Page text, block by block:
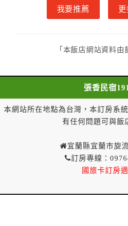
達者，得請求乙方退還已付定金
三、甲方解約通知於預定住宿日
者，得請求乙方退還已付定金百
者，得請求乙方退還已付定金百
六、甲方解約通知於預定住宿日
七、甲方解約通知於預定住宿日
知者，乙方得不退還甲方已付全
一、甲方解約通知於預定住宿日
乙方於一年內保留已付金額作為
用。乙方不得對甲方已付金額的
我要推薦
「本飯店網站資料由
張香民宿
本網站所在地點為台灣，本訂房系
有任何問題可與飯
宜蘭縣宜蘭市旋
訂房專線：
國旅卡訂房